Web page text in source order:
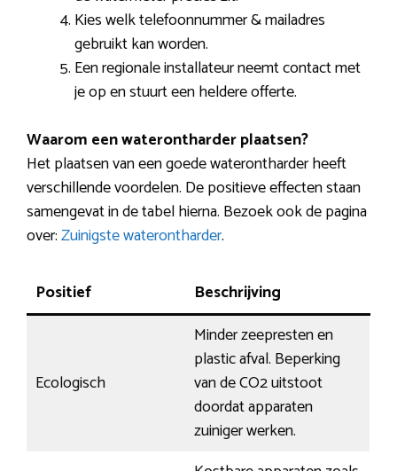
Kies welk telefoonnummer & mailadres
gebruikt kan worden.
Een regionale installateur neemt contact met
je op en stuurt een heldere offerte.
Waarom een waterontharder plaatsen?
Het plaatsen van een goede waterontharder heeft
verschillende voordelen. De positieve effecten staan
samengevat in de tabel hierna. Bezoek ook de pagina
over:Zuinigste waterontharder.
Positief Beschrijving
Ecologisch
Minder zeepresten en
plastic afval. Beperking
van de CO2 uitstoot
doordat apparaten
zuiniger werken.